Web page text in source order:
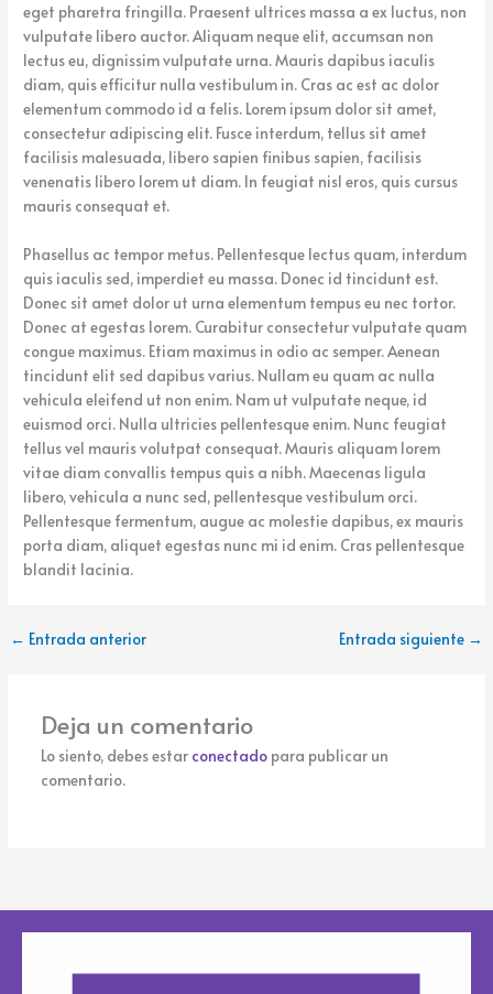
eget pharetra fringilla. Praesent ultrices massa a ex luctus, non
vulputate libero auctor. Aliquam neque elit, accumsan non
lectus eu, dignissim vulputate urna. Mauris dapibus iaculis
diam, quis efficitur nulla vestibulum in. Cras ac est ac dolor
elementum commodo id a felis. Lorem ipsum dolor sit amet,
consectetur adipiscing elit. Fusce interdum, tellus sit amet
facilisis malesuada, libero sapien finibus sapien, facilisis
venenatis libero lorem ut diam. In feugiat nisl eros, quis cursus
mauris consequat et.
Phasellus ac tempor metus. Pellentesque lectus quam, interdum
quis iaculis sed, imperdiet eu massa. Donec id tincidunt est.
Donec sit amet dolor ut urna elementum tempus eu nec tortor.
Donec at egestas lorem. Curabitur consectetur vulputate quam
congue maximus. Etiam maximus in odio ac semper. Aenean
tincidunt elit sed dapibus varius. Nullam eu quam ac nulla
vehicula eleifend ut non enim. Nam ut vulputate neque, id
euismod orci. Nulla ultricies pellentesque enim. Nunc feugiat
tellus vel mauris volutpat consequat. Mauris aliquam lorem
vitae diam convallis tempus quis a nibh. Maecenas ligula
libero, vehicula a nunc sed, pellentesque vestibulum orci.
Pellentesque fermentum, augue ac molestie dapibus, ex mauris
porta diam, aliquet egestas nunc mi id enim. Cras pellentesque
blandit lacinia.
← Entrada anterior Entrada siguiente →
Deja un comentario
Lo siento, debes estar conectadopara publicar un
comentario.